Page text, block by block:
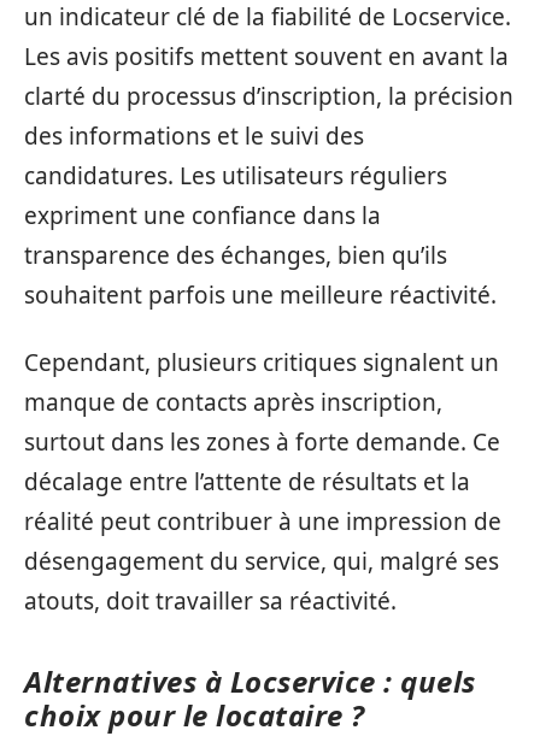
un indicateur clé de la fiabilité de Locservice.
Les avis positifs mettent souvent en avant la
clarté du processus d’inscription, la précision
des informations et le suivi des
candidatures. Les utilisateurs réguliers
expriment une confiance dans la
transparence des échanges, bien qu’ils
souhaitent parfois une meilleure réactivité.
Cependant, plusieurs critiques signalent un
manque de contacts après inscription,
surtout dans les zones à forte demande. Ce
décalage entre l’attente de résultats et la
réalité peut contribuer à une impression de
désengagement du service, qui, malgré ses
atouts, doit travailler sa réactivité.
Alternatives à Locservice : quels
choix pour le locataire ?